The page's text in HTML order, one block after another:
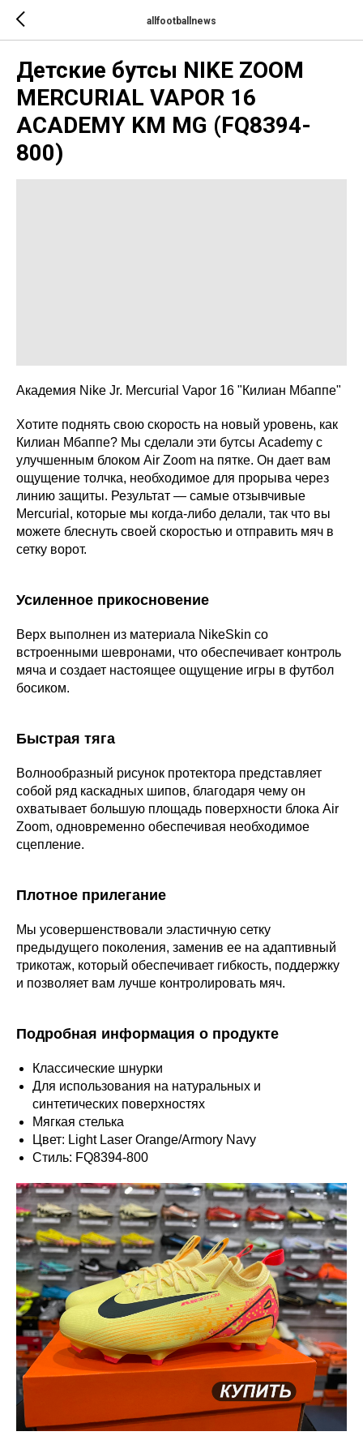
allfootballnews
Детские бутсы NIKE ZOOM
MERCURIAL VAPOR 16
ACADEMY KM MG (FQ8394-
800)
Академия Nike Jr. Mercurial Vapor 16 "Килиан Мбаппе"
Хотите поднять свою скорость на новый уровень, как
Килиан Мбаппе? Мы сделали эти бутсы Academy с
улучшенным блоком Air Zoom на пятке. Он дает вам
ощущение толчка, необходимое для прорыва через
линию защиты. Результат — самые отзывчивые
Mercurial, которые мы когда-либо делали, так что вы
можете блеснуть своей скоростью и отправить мяч в
сетку ворот.
Усиленное прикосновение
Верх выполнен из материала NikeSkin со
встроенными шевронами, что обеспечивает контроль
мяча и создает настоящее ощущение игры в футбол
босиком.
Быстрая тяга
Волнообразный рисунок протектора представляет
собой ряд каскадных шипов, благодаря чему он
охватывает большую площадь поверхности блока Air
Zoom, одновременно обеспечивая необходимое
сцепление.
Плотное прилегание
Мы усовершенствовали эластичную сетку
предыдущего поколения, заменив ее на адаптивный
трикотаж, который обеспечивает гибкость, поддержку
и позволяет вам лучше контролировать мяч.
Подробная информация о продукте
Классические шнурки
Для использования на натуральных и
синтетических поверхностях
Мягкая стелька
Цвет: Light Laser Orange/Armory Navy
Стиль: FQ8394-800